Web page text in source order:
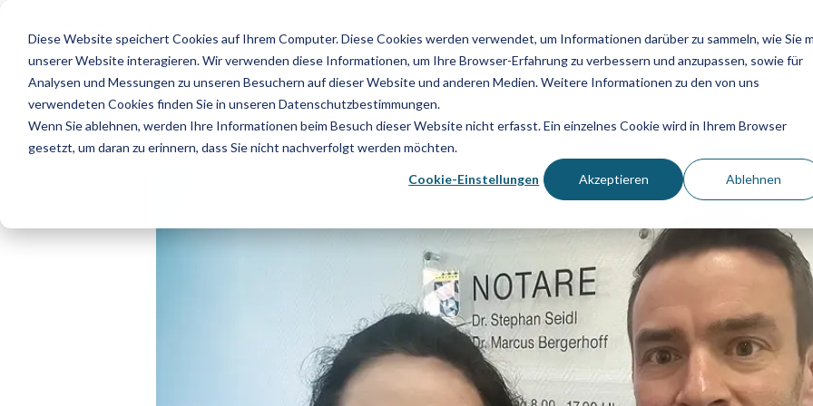
Diese Website speichert Cookies auf Ihrem Computer. Diese Cookies werden verwendet, um Informationen darüber zu sammeln, wie Sie
unserer Website interagieren. Wir verwenden diese Informationen, um Ihre Browser-Erfahrung zu verbessern und anzupassen, sowie für
Analysen und Messungen zu unseren Besuchern auf dieser Website und anderen Medien. Weitere Informationen zu den von uns
verwendeten Cookies finden Sie in unseren Datenschutzbestimmungen.
Wenn Sie ablehnen, werden Ihre Informationen beim Besuch dieser Website nicht erfasst. Ein einzelnes Cookie wird in Ihrem Browser
gesetzt, um daran zu erinnern, dass Sie nicht nachverfolgt werden möchten.
Cookie-Einstellungen Akzeptieren Ablehnen
Sicherheit Service Branchen Beratungsgespräch Kontakt
Sicherheitsdienstleistungen
Objektschutz
Revier-, Streifen- und Interventionsdienste
Serviceleistungen
Concierges
Hostessen und Hosts
Empfangsdienstleistungen
Branchen
Automotive
Flughäfen
Chemie
Finanzwesen